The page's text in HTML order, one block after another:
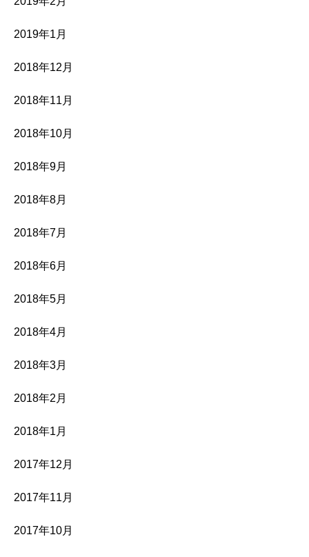
2019年1月
2018年12月
2018年11月
2018年10月
2018年9月
2018年8月
2018年7月
2018年6月
2018年5月
2018年4月
2018年3月
2018年2月
2018年1月
2017年12月
2017年11月
2017年10月